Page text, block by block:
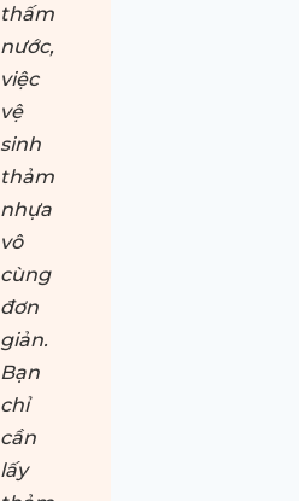
thấm
nước,
việc
vệ
sinh
thảm
nhựa
vô
cùng
đơn
giản.
Bạn
chỉ
cần
lấy